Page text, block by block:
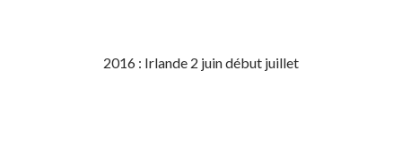
2016 : Irlande 2 juin début juillet